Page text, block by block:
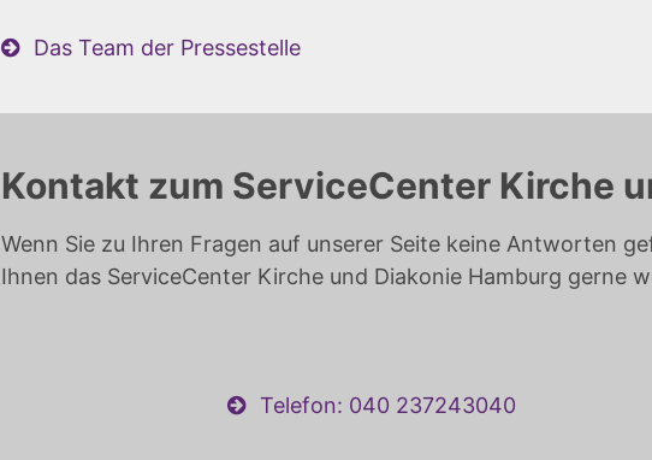
Das Team der Pressestelle
Kontakt zum ServiceCenter Kirche
Wenn Sie zu Ihren Fragen auf unserer Seite keine Antworten
Ihnen das ServiceCenter Kirche und Diakonie Hamburg gerne
Telefon: 040 237243040